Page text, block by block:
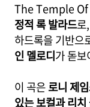
The Temple
정적 록 발라드로,
하드록을 기반으
인 멜로디가 돋
이 곡은로니 제
있는 보컬과 리